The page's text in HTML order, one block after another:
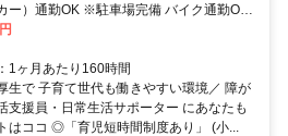
ー）通勤OK ※駐車場完備 バイク通勤OK
1ヶ月あたり160時間
生で 子育て世代も働きやすい環境／ 障が
支援員・日常生活サポーター にあなたも
はココ ◎「育児短時間制度あり」 (小...